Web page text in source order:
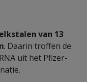
van 13
. Daarin troffen de
uit het Pfizer-